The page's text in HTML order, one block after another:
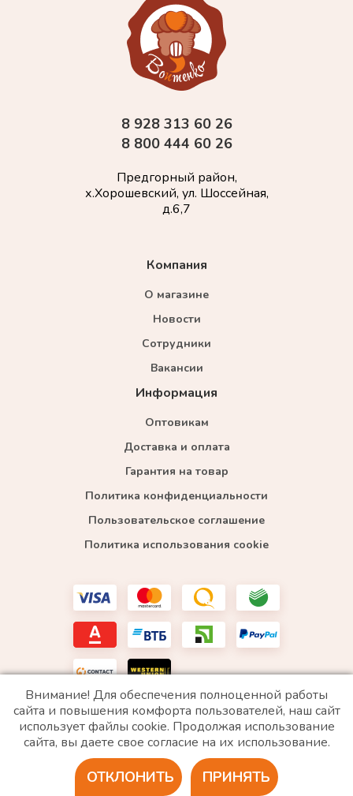
Компания
О магазине
Новости
Сотрудники
Вакансии
Информация
Оптовикам
Доставка и оплата
Гарантия на товар
Политика конфиденциальности
Пользовательское соглашение
Политика использования cookie
8 928 313 60 26
8 800 444 60 26
Предгорный район,
х.Хорошевский, ул. Шоссейная,
д.6,7
*WhatsApp принадлежит компании Meta, которая признана экстремистской и запрещена в
РФ
2020 © Все права защищены. ИП «Войтенко»
Разработка сайта
Внимание! Для обеспечения полноценной работы
сайта и повышения комфорта пользователей, наш сайт
использует файлы cookie. Продолжая использование
сайта, вы даете свое согласие на их использование.
ПРИНЯТЬ
ОТКЛОНИТЬ